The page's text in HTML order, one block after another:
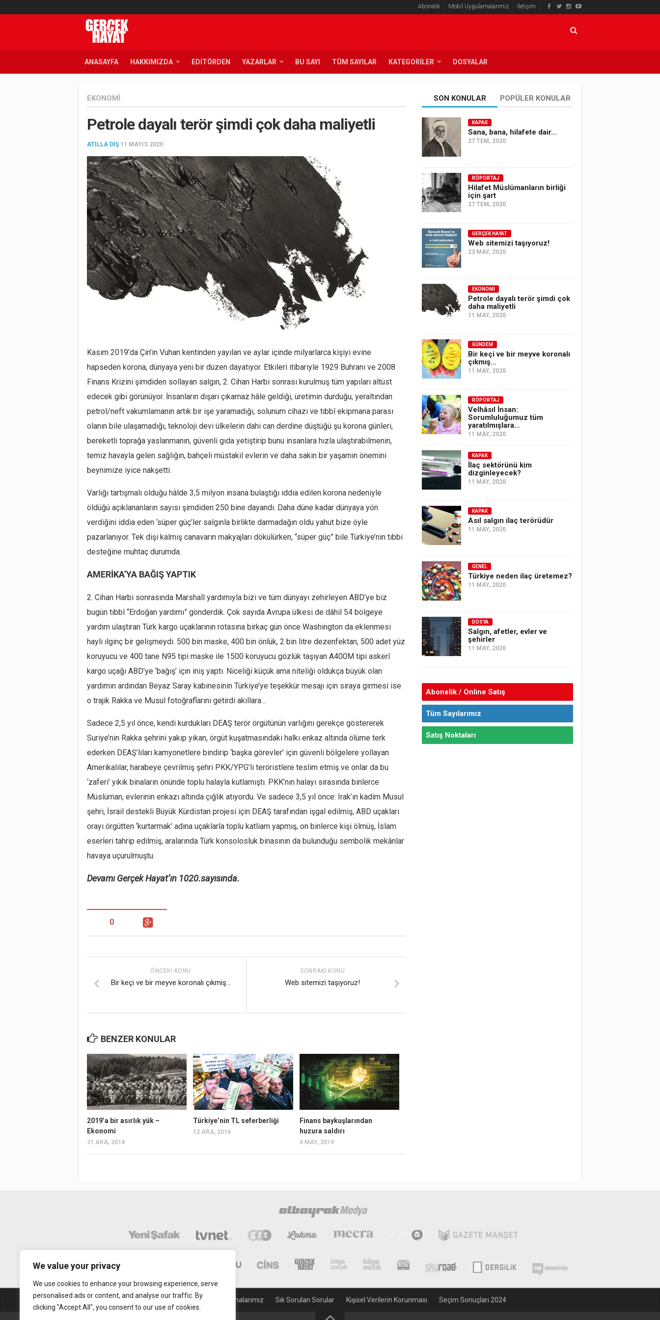
We value your privacy
We use cookies to enhance your browsing experience, serve
personalised ads or content, and analyse our traffic. By
clicking "Accept All", you consent to our use of cookies.
Abonelik Mobil Uygulamalarımız İletişim
ANASAYFA HAKKIMIZDA EDITÖRDEN YAZARLAR BU SAYI TÜM SAYILAR KATEGORILER DOSYALAR
EKONOMI
Petrole dayalı terör şimdi çok daha maliyetli
ATILLA DIŞ 11 MAYIS 2020
Kasım 2019’da Çin’in Vuhan kentinden yayılan ve aylar içinde milyarlarca kişiyi evine
hapseden korona, dünyaya yeni bir düzen dayatıyor. Etkileri itibariyle 1929 Buhranı ve 2008
Finans Krizini şimdiden sollayan salgın, 2. Cihan Harbi sonrası kurulmuş tüm yapıları altüst
edecek gibi görünüyor. İnsanların dışarı çıkamaz hâle geldiği, üretimin durduğu, yeraltından
petrol/neft vakumlamanın artık bir işe yaramadığı, solunum cihazı ve tıbbî ekipmana parası
olanın bile ulaşamadığı, teknoloji devi ülkelerin dahi can derdine düştüğü şu korona günleri,
bereketli toprağa yaslanmanın, güvenli gıda yetiştirip bunu insanlara hızla ulaştırabilmenin,
temiz havayla gelen sağlığın, bahçeli müstakil evlerin ve daha sakin bir yaşamın önemini
beynimize iyice nakşetti.
Varlığı tartışmalı olduğu hâlde 3,5 milyon insana bulaştığı iddia edilen korona nedeniyle
öldüğü açıklananların sayısı şimdiden 250 bine dayandı. Daha düne kadar dünyaya yön
verdiğini iddia eden ‘süper güç’ler salgınla birlikte darmadağın oldu yahut bize öyle
pazarlanıyor. Tek dişi kalmış canavarın makyajları dökülürken, “süper güç” bile Türkiye’nin tıbbi
desteğine muhtaç durumda.
AMERİKA’YA BAĞIŞ YAPTIK
2. Cihan Harbi sonrasında Marshall yardımıyla bizi ve tüm dünyayı zehirleyen ABD’ye biz
bugün tıbbî “Erdoğan yardımı” gönderdik. Çok sayıda Avrupa ülkesi de dâhil 54 bölgeye
yardım ulaştıran Türk kargo uçaklarının rotasına birkaç gün önce Washington da eklenmesi
hayli ilginç bir gelişmeydi. 500 bin maske, 400 bin önlük, 2 bin litre dezenfektan, 500 adet yüz
koruyucu ve 400 tane N95 tipi maske ile 1500 koruyucu gözlük taşıyan A400M tipi askerî
kargo uçağı ABD’ye ‘bağış’ için iniş yaptı. Niceliği küçük ama niteliği oldukça büyük olan
yardımın ardından Beyaz Saray kabinesinin Türkiye’ye teşekkür mesajı için sıraya girmesi ise
o trajik Rakka ve Musul fotoğraflarını getirdi akıllara…
Sadece 2,5 yıl önce, kendi kurdukları DEAŞ terör örgütünün varlığını gerekçe göstererek
Suriye’nin Rakka şehrini yakıp yıkan, örgüt kuşatmasındaki halkı enkaz altında ölüme terk
ederken DEAŞ’lıları kamyonetlere bindirip ‘başka görevler’ için güvenli bölgelere yollayan
Amerikalılar, harabeye çevrilmiş şehri PKK/YPG’li teröristlere teslim etmiş ve onlar da bu
‘zaferi’ yıkık binaların önünde toplu halayla kutlamıştı. PKK’nın halayı sırasında binlerce
Müslüman, evlerinin enkazı altında çığlık atıyordu. Ve sadece 3,5 yıl önce: Irak’ın kadim Musul
şehri, İsrail destekli Büyük Kürdistan projesi için DEAŞ tarafından işgal edilmiş, ABD uçakları
orayı örgütten ‘kurtarmak’ adına uçaklarla toplu katliam yapmış, on binlerce kişi ölmüş, İslam
eserleri tahrip edilmiş, aralarında Türk konsolosluk binasının da bulunduğu sembolik mekânlar
havaya uçurulmuştu.
Devamı Gerçek Hayat’ın 1020.sayısında.
0
SONRAKI KONU
Web sitemizi taşıyoruz!
ÖNCEKI KONU
Bir keçi ve bir meyve koronalı çıkmış…
BENZER KONULAR
2019’a bir asırlık yük –
Ekonomi
31 ARA, 2018
Türkiye’nin TL seferberliği
12 ARA, 2016
Finans baykuşlarından
huzura saldırı
6 MAY, 2019
SON KONULAR POPÜLER KONULAR
KAPAK
Sana, bana, hilafete dair…
27 TEM, 2020
RÖPORTAJ
Hilafet Müslümanların birliği
için şart
27 TEM, 2020
GERÇEK HAYAT
Web sitemizi taşıyoruz!
23 MAY, 2020
EKONOMI
Petrole dayalı terör şimdi çok
daha maliyetli
11 MAY, 2020
GÜNDEM
Bir keçi ve bir meyve koronalı
çıkmış…
11 MAY, 2020
RÖPORTAJ
Velhâsıl İnsan:
Sorumluluğumuz tüm
yaratılmışlara…
11 MAY, 2020
KAPAK
İlaç sektörünü kim
dizginleyecek?
11 MAY, 2020
KAPAK
Asıl salgın ilaç terörüdür
11 MAY, 2020
GENEL
Türkiye neden ilaç üretemez?
11 MAY, 2020
DOSYA
Salgın, afetler, evler ve
şehirler
11 MAY, 2020
Abonelik / Online Satış
Tüm Sayılarımız
Satış Noktaları
Abonelik Mobil Uygulamalarımız Sık Sorulan Sorular Kişisel Verilerin Korunması Seçim Sonuçları 2024